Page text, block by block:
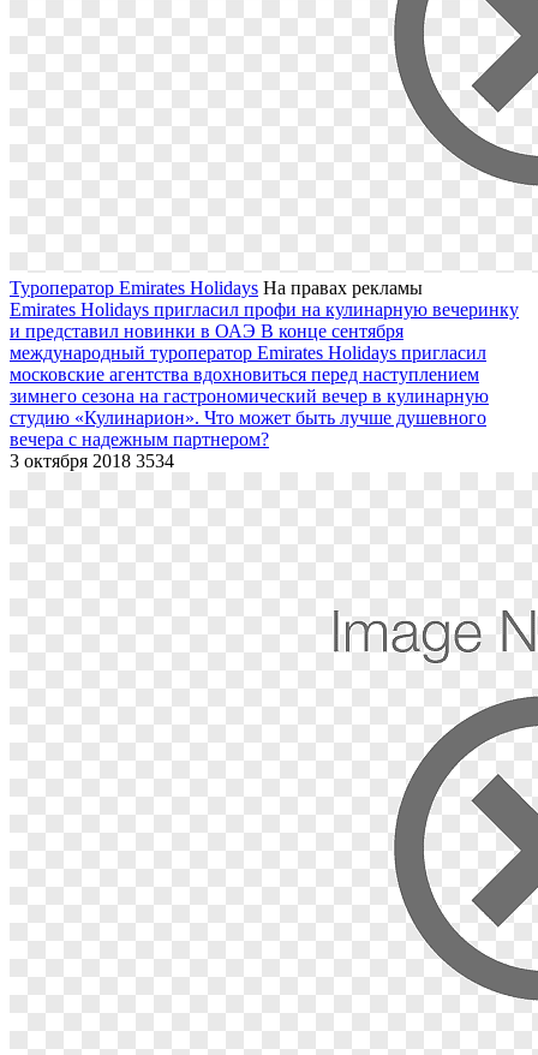
Туроператор Emirates Holidays На правах рекламы
Emirates Holidays пригласил профи на кулинарную вечеринку
и представил новинки в ОАЭ В конце сентября
международный туроператор Emirates Holidays пригласил
московские агентства вдохновиться перед наступлением
зимнего сезона на гастрономический вечер в кулинарную
студию «Кулинарион». Что может быть лучше душевного
вечера с надежным партнером?
3 октября 2018 3534